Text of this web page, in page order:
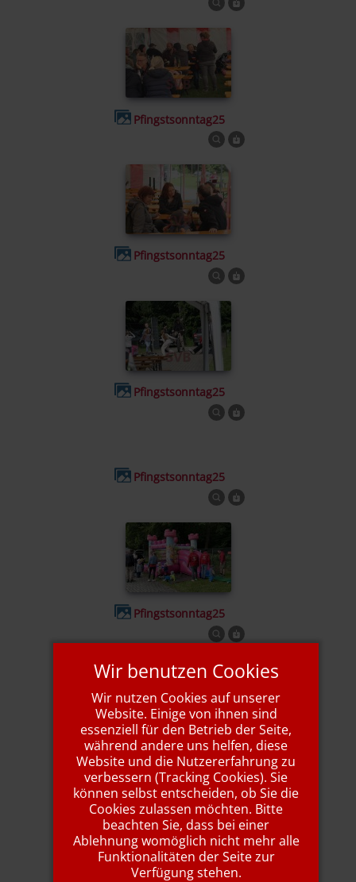
Pfingstsonntag25
Pfingstsonntag25
Pfingstsonntag25
Pfingstsonntag25
Pfingstsonntag25
Pfingstsonntag25
Pfingstsonntag25
Wir benutzen Cookies
Wir nutzen Cookies auf unserer
Website. Einige von ihnen sind
essenziell für den Betrieb der Seite,
während andere uns helfen, diese
Website und die Nutzererfahrung zu
verbessern (Tracking Cookies). Sie
können selbst entscheiden, ob Sie die
Cookies zulassen möchten. Bitte
beachten Sie, dass bei einer
Ablehnung womöglich nicht mehr alle
Funktionalitäten der Seite zur
Verfügung stehen.